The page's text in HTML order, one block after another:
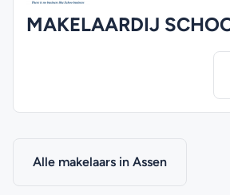
MAKELAARDIJ
Alle makelaars in Assen